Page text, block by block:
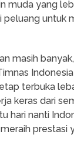
muda yang
peluang untuk
masih
terbuka
keras dari
hari nanti
prestasi